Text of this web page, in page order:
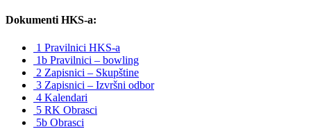
Dokumenti HKS-a:
1 Pravilnici HKS-a
1b Pravilnici – bowling
2 Zapisnici – Skupštine
3 Zapisnici – Izvršni odbor
4 Kalendari
5 RK Obrasci
5b Obrasci